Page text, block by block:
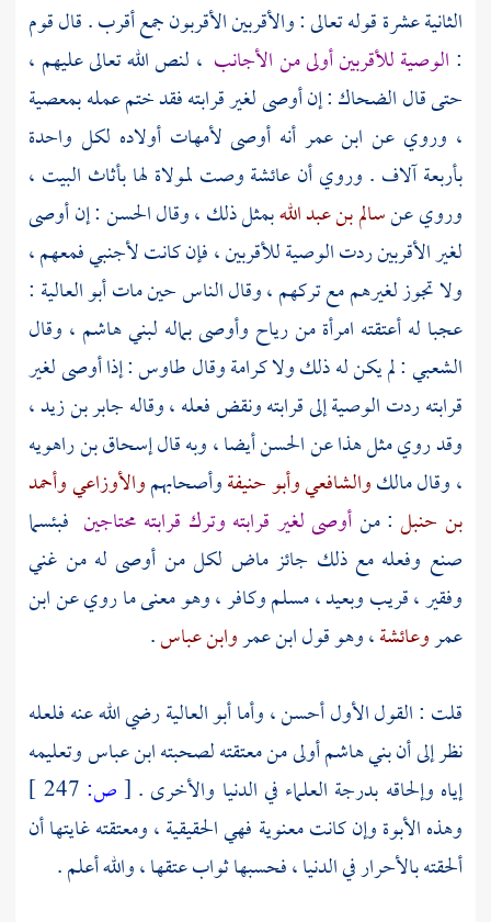
الثانية عشرة قوله تعالى : والأقربين الأقربون جمع أقرب . قال قوم
: الوصية للأقربين أولى من الأجانب ، لنص الله تعالى عليهم ،
حتى قالالضحاك: إن أوصى لغير قرابته فقد ختم عمله بمعصية
، وروي عن ابن عمر أنه أوصى لأمهات أولاده لكل واحدة
بأربعة آلاف . وروي أنعائشةوصت لمولاة لها بأثاث البيت ،
وروي عنسالم بن عبد اللهبمثل ذلك ، وقالالحسن: إن أوصى
لغير الأقربين ردت الوصية للأقربين ، فإن كانت لأجنبي فمعهم ،
ولا تجوز لغيرهم مع تركهم ، وقال الناس حين ماتأبو العالية :
عجبا له أعتقته امرأة منرياح وأوصى بماله لبني هاشم ، وقال
الشعبي: لم يكن له ذلك ولا كرامة وقالطاوس: إذا أوصى لغير
قرابته ردت الوصية إلى قرابته ونقض فعله ، وقالهجابر بن زيد،
وقد روي مثل هذا عنالحسنأيضا ، وبه قالإسحاق بن راهويه
، وقالمالكوالشافعيوأبو حنيفةوأصحابهموالأوزاعيوأحمد
بن حنبل : منأوصى لغير قرابته وترك قرابته محتاجين فبئسما
صنع وفعله مع ذلك جائز ماض لكل من أوصى له من غني
وفقير ، قريب وبعيد ، مسلم وكافر ، وهو معنى ما روي عنابن
عمروعائشة، وهو قولابن عمروابن عباس.
قلت : القول الأول أحسن ، وأماأبو العاليةرضي الله عنه فلعله
نظر إلى أنبني هاشمأولى من معتقته لصحبتهابن عباسوتعليمه
إياه وإلحاقه بدرجة العلماء في الدنيا والأخرى . [ص:
وهذه الأبوة وإن كانت معنوية فهي الحقيقية ، ومعتقته غايتها أن
ألحقته بالأحرار في الدنيا ، فحسبها ثواب عتقها ، والله أعلم .